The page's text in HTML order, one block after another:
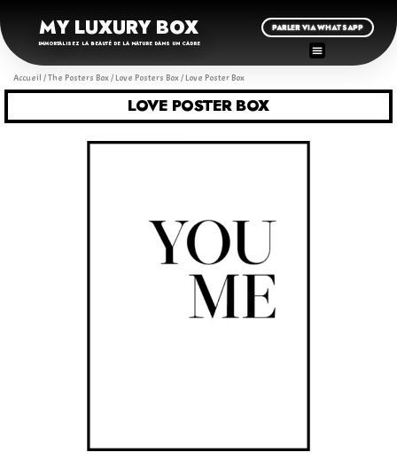
MY LUXURY BOX
IMMORTALISEZ LA BEAUTÉ DE LA NATURE DANS UN CADRE
PARLER VIA WHATSAPP
Accueil /The Posters Box/ Love Posters Box/ Love Poster Box
LOVE POSTER BOX